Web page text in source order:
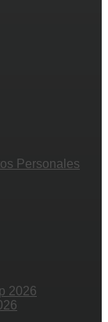
Personales
2026